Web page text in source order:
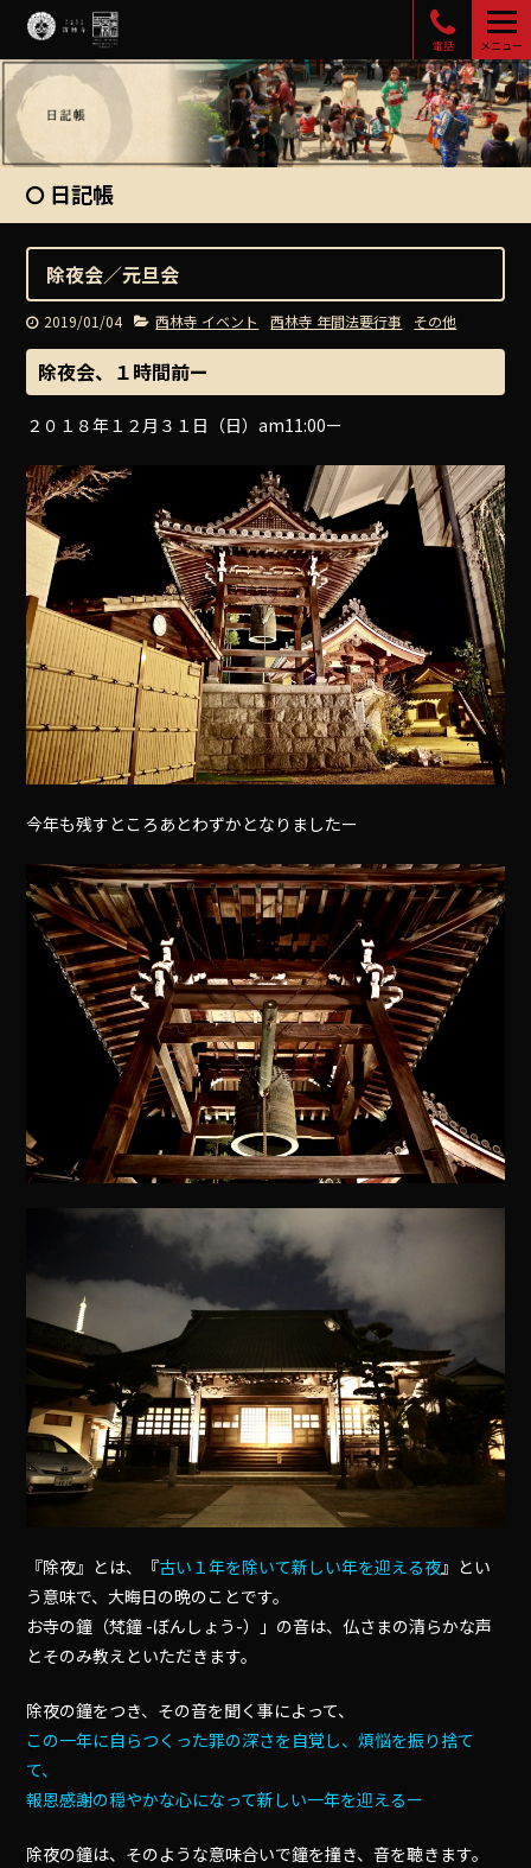
電話 メニュー
日記帳
除夜会／元旦会
2019/01/04 西林寺 イベント 西林寺 年間法要行事 その他
除夜会、１時間前ー
２０１８年１２月３１日（日）am11:00ー
今年も残すところあとわずかとなりましたー
『除夜』とは、『古い１年を除いて新しい年を迎える夜』とい
う意味で、大晦日の晩のことです。
お寺の鐘（梵鐘 -ぼんしょう-）」の音は、仏さまの清らかな声
とそのみ教えといただきます。
除夜の鐘をつき、その音を聞く事によって、
この一年に自らつくった罪の深さを自覚し、煩悩を振り捨て
て、
報恩感謝の穏やかな心になって新しい一年を迎えるー
除夜の鐘は、そのような意味合いで鐘を撞き、音を聴きます。